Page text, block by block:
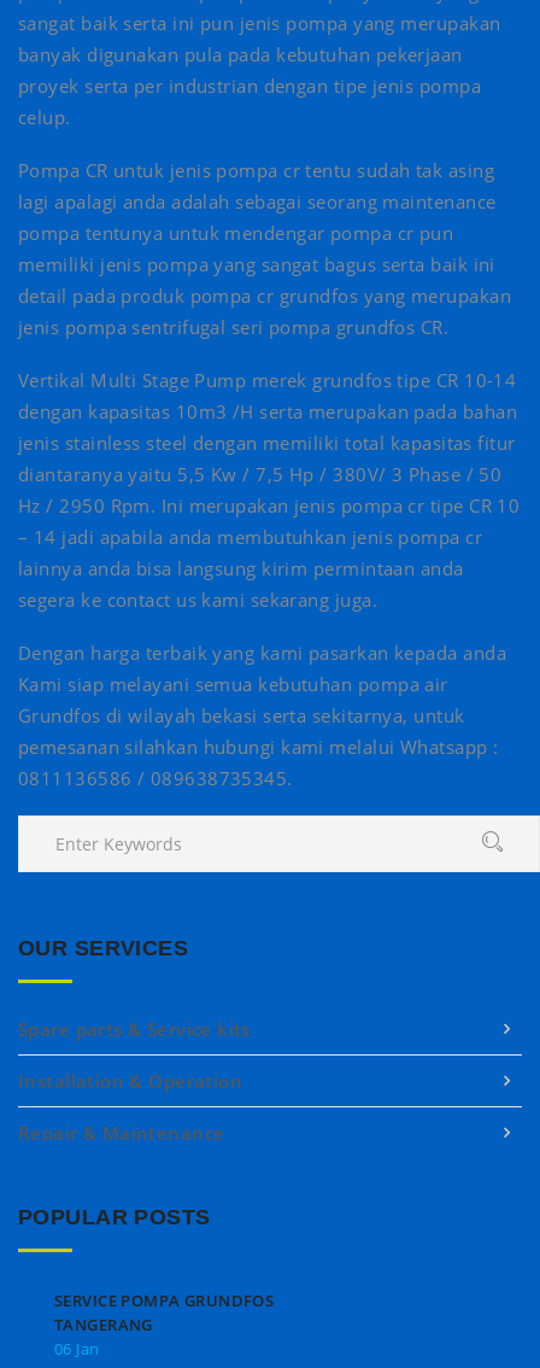
sangat baik serta ini pun jenis pompa yang merupakan
banyak digunakan pula pada kebutuhan pekerjaan
proyek serta per industrian dengan tipe jenis pompa
celup.
Pompa CR untuk jenis pompa cr tentu sudah tak asing
lagi apalagi anda adalah sebagai seorang maintenance
pompa tentunya untuk mendengar pompa cr pun
memiliki jenis pompa yang sangat bagus serta baik ini
detail pada produk pompa cr grundfos yang merupakan
jenis pompa sentrifugal seri pompa grundfos CR.
Vertikal Multi Stage Pump merek grundfos tipe CR 10-14
dengan kapasitas 10m3 /H serta merupakan pada bahan
jenis stainless steel dengan memiliki total kapasitas fitur
diantaranya yaitu 5,5 Kw / 7,5 Hp / 380V/ 3 Phase / 50
Hz / 2950 Rpm. Ini merupakan jenis pompa cr tipe CR 10
– 14 jadi apabila anda membutuhkan jenis pompa cr
lainnya anda bisa langsung kirim permintaan anda
segera ke contact us kami sekarang juga.
Dengan harga terbaik yang kami pasarkan kepada anda
Kami siap melayani semua kebutuhan pompa air
Grundfos di wilayah bekasi serta sekitarnya, untuk
pemesanan silahkan hubungi kami melalui ‍Whatsapp :
0811136586 / 089638735345.
OUR SERVICES
Spare parts & Service kits
Installation & Operation
Repair & Maintenance
POPULAR POSTS
SERVICE POMPA GRUNDFOS
TANGERANG
06 Jan